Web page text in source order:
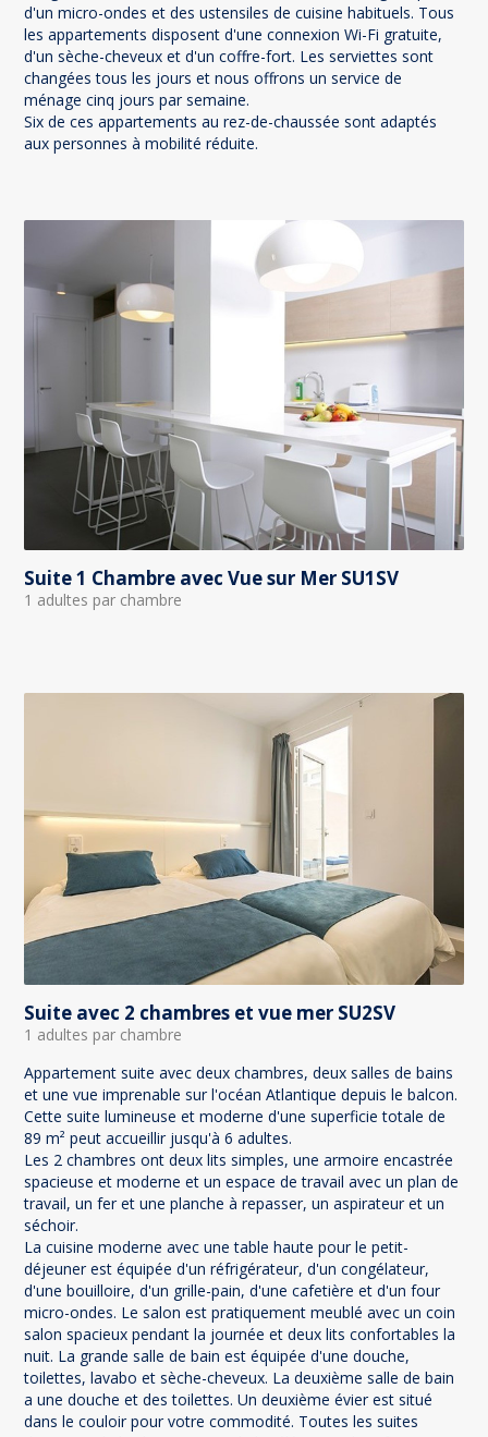
d'un micro-ondes et des ustensiles de cuisine habituels. Tous
les appartements disposent d'une connexion Wi-Fi gratuite,
d'un sèche-cheveux et d'un coffre-fort. Les serviettes sont
changées tous les jours et nous offrons un service de
ménage cinq jours par semaine.
Six de ces appartements au rez-de-chaussée sont adaptés
aux personnes à mobilité réduite.
Suite 1 Chambre avec Vue sur Mer SU1SV
1 adultes par chambre
Suite avec 2 chambres et vue mer SU2SV
1 adultes par chambre
Appartement suite avec deux chambres, deux salles de bains
et une vue imprenable sur l'océan Atlantique depuis le balcon.
Cette suite lumineuse et moderne d'une superficie totale de
89 m² peut accueillir jusqu'à 6 adultes.
Les 2 chambres ont deux lits simples, une armoire encastrée
spacieuse et moderne et un espace de travail avec un plan de
travail, un fer et une planche à repasser, un aspirateur et un
séchoir.
La cuisine moderne avec une table haute pour le petit-
déjeuner est équipée d'un réfrigérateur, d'un congélateur,
d'une bouilloire, d'un grille-pain, d'une cafetière et d'un four
micro-ondes. Le salon est pratiquement meublé avec un coin
salon spacieux pendant la journée et deux lits confortables la
nuit. La grande salle de bain est équipée d'une douche,
toilettes, lavabo et sèche-cheveux. La deuxième salle de bain
a une douche et des toilettes. Un deuxième évier est situé
dans le couloir pour votre commodité. Toutes les suites